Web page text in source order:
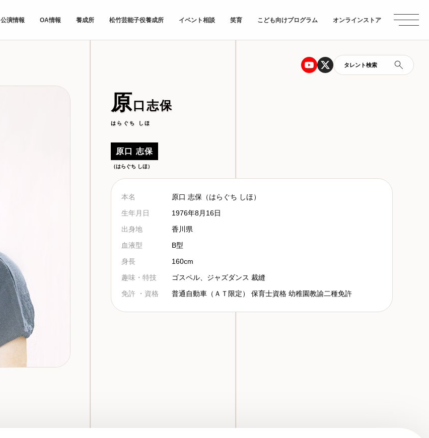
公演情報 OA情報 養成所 松竹芸能子役養成所 イベント相談 笑育 こども向けプログラム オンラインストア
タレント検索
原 口志保
はらぐち しほ
原口 志保
（はらぐち しほ）
本名
原口 志保（はらぐち しほ）
生年月日
1976年8月16日
出身地
香川県
血液型
B型
身長
160cm
趣味・特技
ゴスペル、ジャズダンス 裁縫
免許 ・資格
普通自動車（ＡＴ限定） 保育士資格 幼稚園教諭二種免許